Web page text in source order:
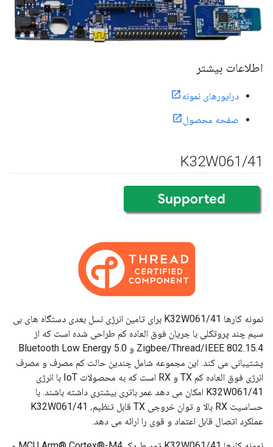
اطلاعات بیشتر
درایورهای نمونه
صفحه محصول
K32W061/41
نمونه کارها K32W061/41 برای تامین انرژی نسل بعدی دستگاه های بی
سیم چند پروتکلی با جریان فوق العاده کم طراحی شده است که از
Zigbee/Thread/IEEE 802.15.4 و Bluetooth Low Energy 5.0
پشتیبانی می کند. این مجموعه شامل چندین حالت کم مصرف و مصرف
انرژی فوق العاده کم TX و RX است که به محصولات IoT با انرژی
K32W061/41 امکان می دهد عمر باتری بیشتری داشته باشند. با
حساسیت RX بالا و توان خروجی TX قابل تنظیم، K32W061/41
عملکرد اتصال قابل اعتماد و قوی را ارائه می دهد.